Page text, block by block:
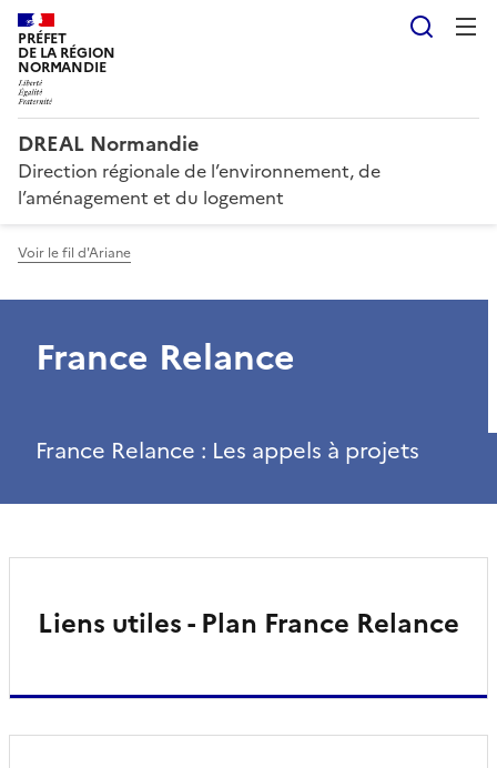
PRÉFET
DE LA RÉGION
NORMANDIE
DREAL Normandie
Direction régionale de l’environnement, de
l’aménagement et du logement
Voir le fil d'Ariane
France Relance
France Relance : Les appels à projets
Liens utiles - Plan France Relance